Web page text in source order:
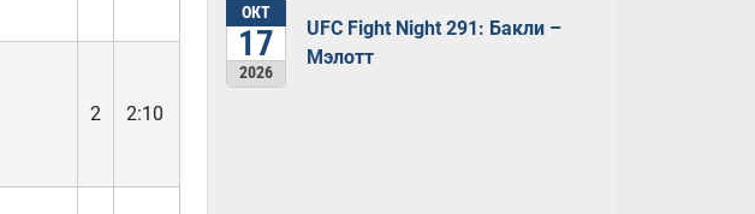
2
2:10
ОКТ
17
2026
UFC Fight Night 291: Бакли –
Мэлотт